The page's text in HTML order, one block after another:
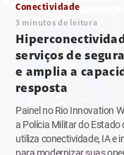
Conectividade
3 minutos de leitura
serviços de
e amplia a
resposta
Painel no Rio Innovation
a Polícia Militar do Estado
utiliza conectividade, IA e